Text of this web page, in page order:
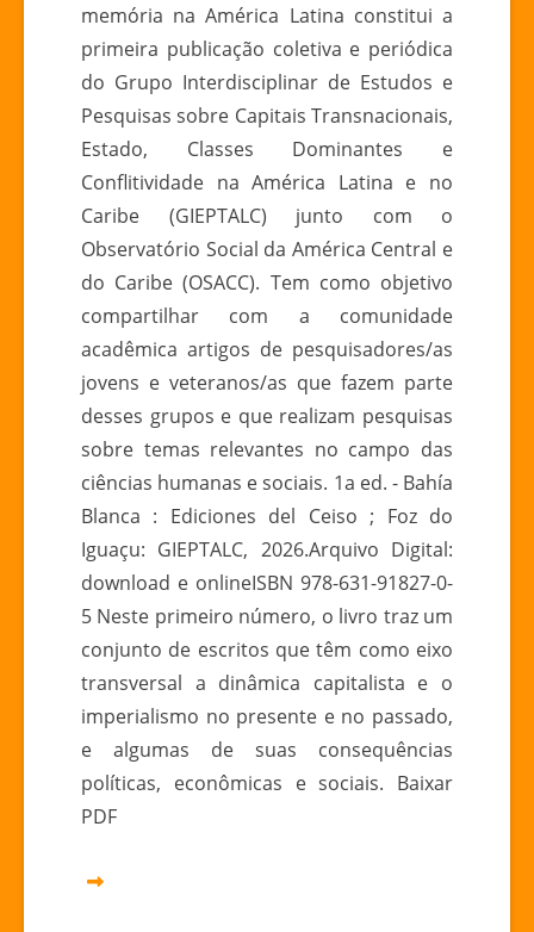
MEMÓRIA
NA
AMÉRICA
LATINA
memória na América Latina constitui a
primeira publicação coletiva e periódica
do Grupo Interdisciplinar de Estudos e
Pesquisas sobre Capitais Transnacionais,
Estado, Classes Dominantes e
Conflitividade na América Latina e no
Caribe (GIEPTALC) junto com o
Observatório Social da América Central e
do Caribe (OSACC). Tem como objetivo
compartilhar com a comunidade
acadêmica artigos de pesquisadores/as
jovens e veteranos/as que fazem parte
desses grupos e que realizam pesquisas
sobre temas relevantes no campo das
ciências humanas e sociais. 1a ed. - Bahía
Blanca : Ediciones del Ceiso ; Foz do
Iguaçu: GIEPTALC, 2026.Arquivo Digital:
download e onlineISBN 978-631-91827-0-
5 Neste primeiro número, o livro traz um
conjunto de escritos que têm como eixo
transversal a dinâmica capitalista e o
imperialismo no presente e no passado,
e algumas de suas consequências
políticas, econômicas e sociais. Baixar
PDF